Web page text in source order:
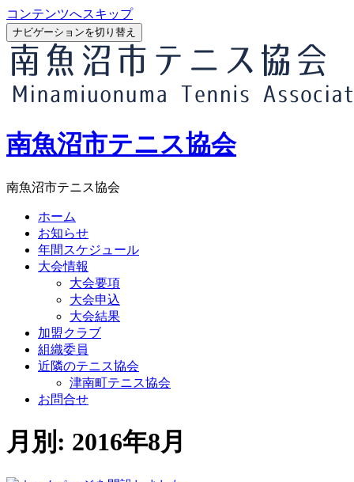
コンテンツへスキップ
ナビゲーションを切り替え
南魚沼市テニス協会
南魚沼市テニス協会
ホーム
お知らせ
年間スケジュール
大会情報
大会要項
大会申込
大会結果
加盟クラブ
組織委員
近隣のテニス協会
津南町テニス協会
お問合せ
月別: 2016年8月